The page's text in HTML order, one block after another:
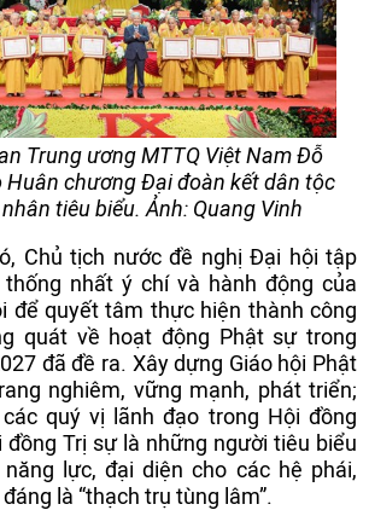
Trung ương MTTQ Việt Nam Đỗ
Huân chương Đại đoàn kết dân tộc
tiêu biểu. Ảnh: Quang Vinh
Chủ tịch nước đề nghị Đại hội tập
nhất ý chí và hành động của
để quyết tâm thực hiện thành công
quát về hoạt động Phật sự trong
đã đề ra. Xây dựng Giáo hội Phật
nghiêm, vững mạnh, phát triển;
quý vị lãnh đạo trong Hội đồng
đồng Trị sự là những người tiêu biểu
lực, đại diện cho các hệ phái,
là “thạch trụ tùng lâm”.